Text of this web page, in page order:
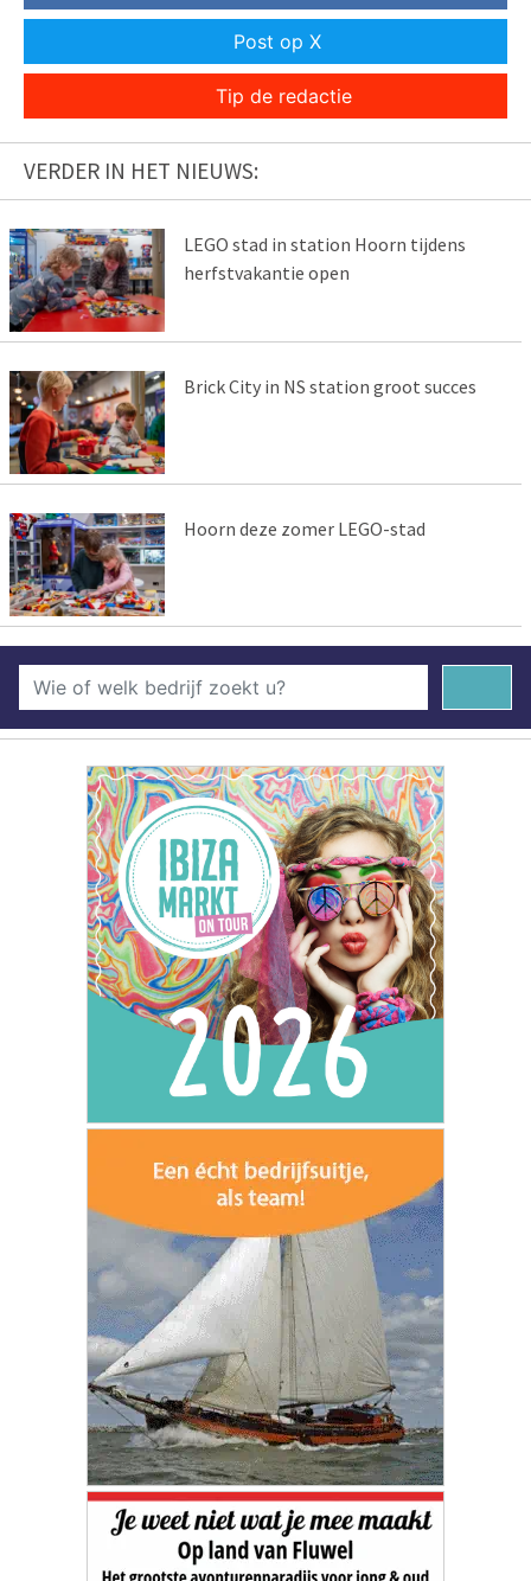
Post op X
Tip de redactie
VERDER IN HET NIEUWS:
LEGO stad in station Hoorn tijdens
herfstvakantie open
Brick City in NS station groot succes
Hoorn deze zomer LEGO-stad